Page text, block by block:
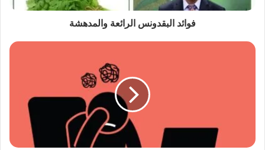
فوائد البقدونس الرائعة والمدهشة